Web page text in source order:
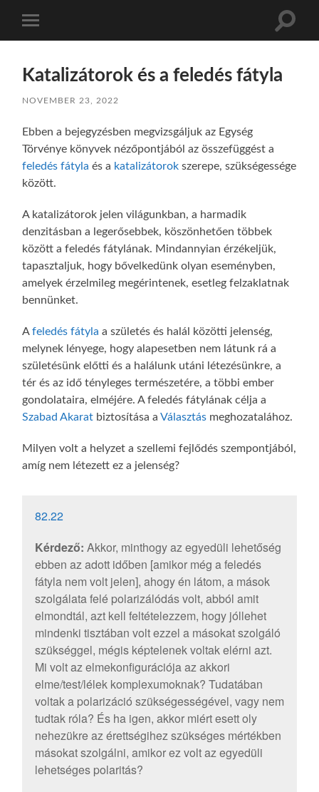
mobile
Toggle
Katalizátorok és a feledés fátyla
NOVEMBER 23, 2022
Ebben a bejegyzésben megvizsgáljuk az Egység
Törvénye könyvek nézőpontjából az összefüggést a
feledés fátyla és a katalizátorok szerepe, szükségessége
között.
A katalizátorok jelen világunkban, a harmadik
denzitásban a legerősebbek, köszönhetően többek
között a feledés fátylának. Mindannyian érzékeljük,
tapasztaljuk, hogy bővelkedünk olyan eseményben,
amelyek érzelmileg megérintenek, esetleg felzaklatnak
bennünket.
Afeledés fátyla a születés és halál közötti jelenség,
melynek lényege, hogy alapesetben nem látunk rá a
születésünk előtti és a halálunk utáni létezésünkre, a
tér és az idő tényleges természetére, a többi ember
gondolataira, elméjére. A feledés fátylának célja a
Szabad Akarat biztosítása aVálasztás meghozatalához.
Milyen volt a helyzet a szellemi fejlődés szempontjából,
amíg nem létezett ez a jelenség?
82.22
Kérdező: Akkor, minthogy az egyedüli lehetőség
ebben az adott időben [amikor még a feledés
fátyla nem volt jelen], ahogy én látom, a mások
szolgálata felé polarizálódás volt, abból amit
elmondtál, azt kell feltételezzem, hogy jóllehet
mindenki tisztában volt ezzel a másokat szolgáló
szükséggel, mégis képtelenek voltak elérni azt.
Mi volt az elmekonfigurációja az akkori
elme/test/lélek komplexumoknak? Tudatában
voltak a polarizáció szükségességével, vagy nem
tudtak róla? És ha igen, akkor miért esett oly
nehezükre az érettségihez szükséges mértékben
másokat szolgálni, amikor ez volt az egyedüli
lehetséges polaritás?